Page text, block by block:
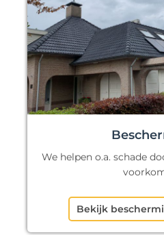
We helpen o.a. schade
Bekijk